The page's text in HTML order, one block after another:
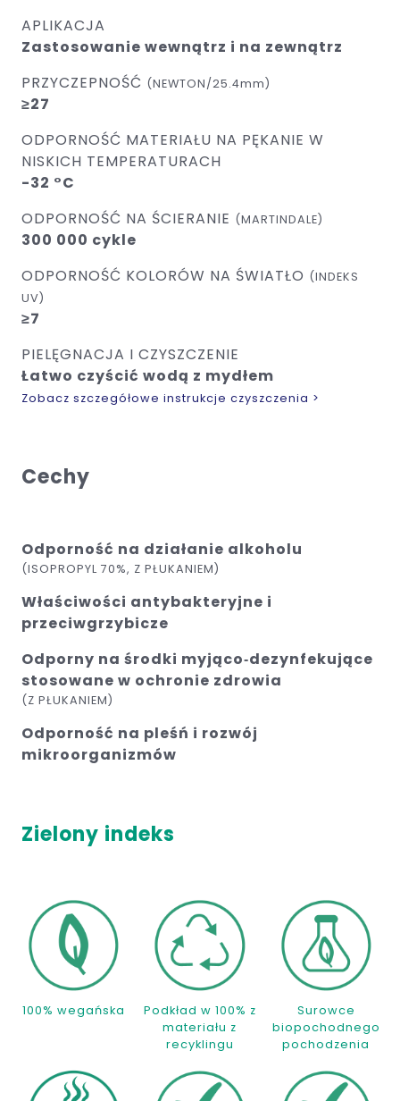
APLIKACJA
Zastosowanie wewnątrz i na zewnątrz
PRZYCZEPNOŚĆ (NEWTON/25.4mm)
≥27
ODPORNOŚĆ MATERIAŁU NA PĘKANIE W
NISKICH TEMPERATURACH
-32 °C
ODPORNOŚĆ NA ŚCIERANIE (MARTINDALE)
300 000 cykle
ODPORNOŚĆ KOLORÓW NA ŚWIATŁO (INDEKS
UV)
≥7
PIELĘGNACJA I CZYSZCZENIE
Łatwo czyścić wodą z mydłem
Zobacz szczegółowe instrukcje czyszczenia >
Cechy
Odporność na działanie alkoholu
(ISOPROPYL 70%, Z PŁUKANIEM)
Właściwości antybakteryjne i
przeciwgrzybicze
Odporny na środki myjąco‑dezynfekujące
stosowane w ochronie zdrowia
(Z PŁUKANIEM)
Odporność na pleśń i rozwój
mikroorganizmów
Zielony indeks
100% wegańska
Podkład w 100% z
materiału z
recyklingu
Surowce
biopochodnego
pochodzenia